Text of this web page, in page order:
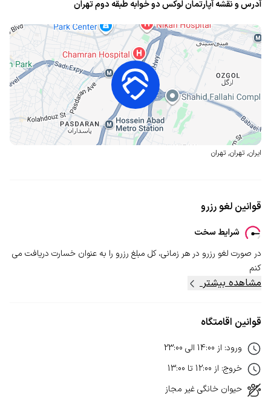
آدرس و نقشه آپارتمان لوکس دو خوابه طبقه دوم تهران
ایران, تهران, تهران
قوانین لغو رزرو
شرایط سخت
در صورت لغو رزرو در هر زمانی، کل مبلغ رزرو را به عنوان خسارت دریافت می
کنم
مشاهده بیشتر
قوانین اقامتگاه
ورود: از 14:00 الی 23:00
خروج: از 12:00 تا 13:00
حیوان خانگیغیر مجاز